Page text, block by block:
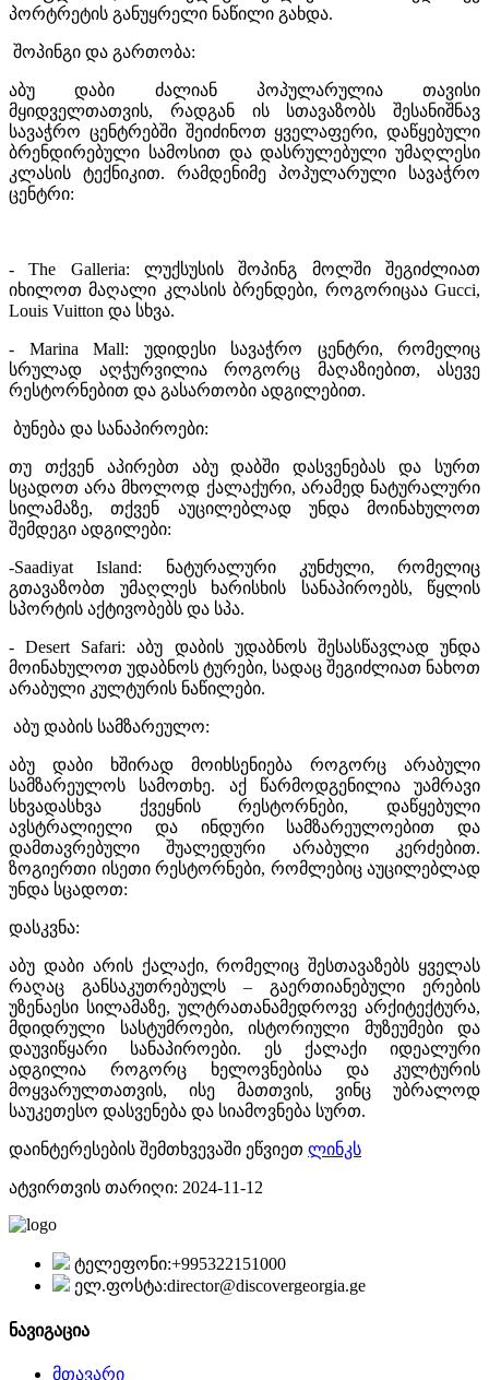
პორტრეტის განუყრელი ნაწილი გახდა.
შოპინგი და გართობა:
აბუ დაბი ძალიან პოპულარულია თავისი
მყიდველთათვის, რადგან ის სთავაზობს შესანიშნავ
სავაჭრო ცენტრებში შეიძინოთ ყველაფერი, დაწყებული
ბრენდირებული სამოსით და დასრულებული უმაღლესი
კლასის ტექნიკით. რამდენიმე პოპულარული სავაჭრო
ცენტრი:
- The Galleria: ლუქსუსის შოპინგ მოლში შეგიძლიათ
იხილოთ მაღალი კლასის ბრენდები, როგორიცაა Gucci,
Louis Vuitton და სხვა.
- Marina Mall: უდიდესი სავაჭრო ცენტრი, რომელიც
სრულად აღჭურვილია როგორც მაღაზიებით, ასევე
რესტორნებით და გასართობი ადგილებით.
ბუნება და სანაპიროები:
თუ თქვენ აპირებთ აბუ დაბში დასვენებას და სურთ
სცადოთ არა მხოლოდ ქალაქური, არამედ ნატურალური
სილამაზე, თქვენ აუცილებლად უნდა მოინახულოთ
შემდეგი ადგილები:
-Saadiyat Island: ნატურალური კუნძული, რომელიც
გთავაზობთ უმაღლეს ხარისხის სანაპიროებს, წყლის
სპორტის აქტივობებს და სპა.
- Desert Safari: აბუ დაბის უდაბნოს შესასწავლად უნდა
მოინახულოთ უდაბნოს ტურები, სადაც შეგიძლიათ ნახოთ
არაბული კულტურის ნაწილები.
აბუ დაბის სამზარეულო:
აბუ დაბი ხშირად მოიხსენიება როგორც არაბული
სამზარეულოს სამოთხე. აქ წარმოდგენილია უამრავი
სხვადასხვა ქვეყნის რესტორნები, დაწყებული
ავსტრალიელი და ინდური სამზარეულოებით და
დამთავრებული შუალედური არაბული კერძებით.
ზოგიერთი ისეთი რესტორნები, რომლებიც აუცილებლად
უნდა სცადოთ:
დასკვნა:
აბუ დაბი არის ქალაქი, რომელიც შესთავაზებს ყველას
რაღაც განსაკუთრებულს – გაერთიანებული ერების
უზენაესი სილამაზე, ულტრათანამედროვე არქიტექტურა,
მდიდრული სასტუმროები, ისტორიული მუზეუმები და
დაუვიწყარი სანაპიროები. ეს ქალაქი იდეალური
ადგილია როგორც ხელოვნებისა და კულტურის
მოყვარულთათვის, ისე მათთვის, ვინც უბრალოდ
საუკეთესო დასვენება და სიამოვნება სურთ.
დაინტერესების შემთხვევაში ეწვიეთ ლინკს
ატვირთვის თარიღი: 2024-11-12
ტელეფონი:+995322151000
ელ.ფოსტა:director@discovergeorgia.ge
ნავიგაცია
მთავარი